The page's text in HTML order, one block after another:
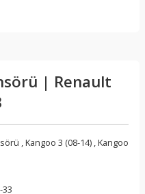
| Renault
,Kangoo 3 (08-14) ,Kangoo
33